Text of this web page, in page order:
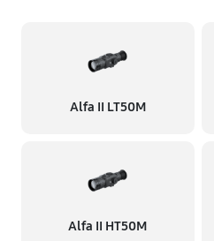
Alfa II LT50M
Alfa II HT50M